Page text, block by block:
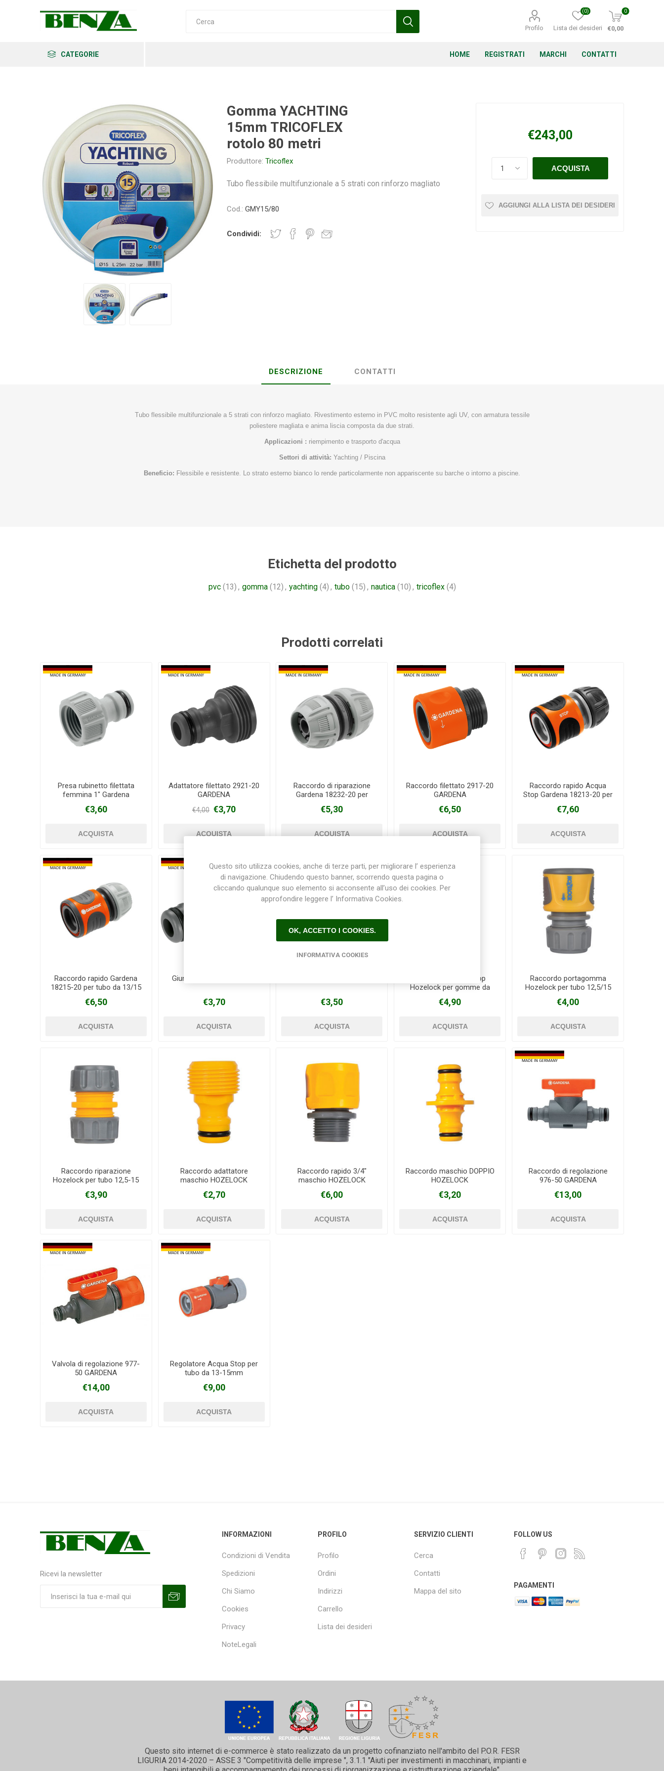
Profilo Lista dei desideri
(0) 0
€0,00
CATEGORIE HOME REGISTRATI MARCHI
Arkema Ars Archman Benza Bottos Echo
Erba Felco Fiskars Gardena Griffon
Gamma
Hozelock
Makita Mareva Nardi
CONTATTI
Gomma YACHTING
15mm TRICOFLEX
rotolo 80 metri
Produttore: Tricoflex
Tubo flessibile multifunzionale a 5 strati con rinforzo magliato
Cod.: GMY15/80
Condividi:
€243,00
AGGIUNGI ALLA LISTA DEI DESIDERI
DESCRIZIONE CONTATTI
Tubo flessibile multifunzionale a 5 strati con rinforzo magliato. Rivestimento esterno in PVC molto resistente agli UV, con armatura tessile
poliestere magliata e anima liscia composta da due strati.
Applicazioni : riempimento e trasporto d'acqua
Settori di attività: Yachting / Piscina
Beneficio: Flessibile e resistente. Lo strato esterno bianco lo rende particolarmente non appariscente su barche o intorno a piscine.
Etichetta del prodotto
pvc (13) , gomma (12) , yachting (4) , tubo (15) , nautica (10) , tricoflex (4)
Prodotti correlati
Presa rubinetto filettata
femmina 1" Gardena
€3,60
Adattatore filettato 2921-20
GARDENA
€4,00 €3,70
Raccordo di riparazione
Gardena 18232-20 per
€5,30
Raccordo filettato 2917-20
GARDENA
€6,50
Raccordo rapido Acqua
Stop Gardena 18213-20 per
€7,60
Raccordo rapido Gardena
18215-20 per tubo da 13/15
€6,50
Giunto 2931-20 GARDENA
€3,70 €3,50
Raccordo Acqua Stop
Hozelock per gomme da
€4,90
Raccordo portagomma
Hozelock per tubo 12,5/15
€4,00
Raccordo riparazione
Hozelock per tubo 12,5-15
€3,90
Raccordo adattatore
maschio HOZELOCK
€2,70
Raccordo rapido 3/4"
maschio HOZELOCK
€6,00
Raccordo maschio DOPPIO
HOZELOCK
€3,20
Raccordo di regolazione
976-50 GARDENA
€13,00
Valvola di regolazione 977-
50 GARDENA
€14,00
Regolatore Acqua Stop per
tubo da 13-15mm
€9,00
Ricevi la newsletter
INFORMAZIONI
Condizioni di Vendita
Spedizioni
Chi Siamo
Cookies
Privacy
NoteLegali
PROFILO
Profilo
Ordini
Indirizzi
Carrello
Lista dei desideri
SERVIZIO CLIENTI
Cerca
Contatti
Mappa del sito
FOLLOW US
PAGAMENTI
Questo sito internet di e-commerce è stato realizzato da un progetto cofinanziato nell'ambito del P.O.R. FESR
LIGURIA 2014-2020 – ASSE 3 "Competitività delle imprese ", 3.1.1 "Aiuti per investimenti in macchinari, impianti e
Questo sito utilizza cookies, anche di terze parti, per migliorare l’ esperienza
di navigazione. Chiudendo questo banner, scorrendo questa pagina o
cliccando qualunque suo elemento si acconsente all’uso dei cookies. Per
approfondire leggere l’ Informativa Cookies.
OK, ACCETTO I COOKIES.
INFORMATIVA COOKIES